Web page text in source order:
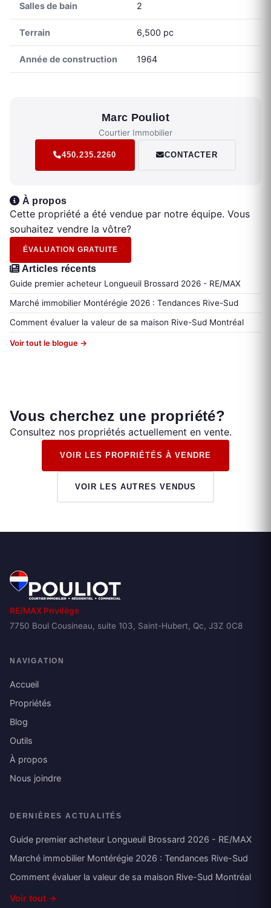
Salles de bain 2
Terrain 6,500 pc
Année de construction 1964
Marc Pouliot
Courtier Immobilier
450.235.2260 CONTACTER
À propos
Cette propriété a été vendue par notre équipe. Vous
souhaitez vendre la vôtre?
ÉVALUATION GRATUITE
Articles récents
Guide premier acheteur Longueuil Brossard 2026 - RE/MAX
Marché immobilier Montérégie 2026 : Tendances Rive-Sud
Comment évaluer la valeur de sa maison Rive-Sud Montréal
Voir tout le blogue →
Vous cherchez une propriété?
Consultez nos propriétés actuellement en vente.
VOIR LES PROPRIÉTÉS À VENDRE
VOIR LES AUTRES VENDUS
RE/MAX Privilège
7750 Boul Cousineau, suite 103, Saint-Hubert, Qc, J3Z 0C8
NAVIGATION
Accueil
Propriétés
Blog
Outils
À propos
Nous joindre
DERNIÈRES ACTUALITÉS
Guide premier acheteur Longueuil Brossard 2026 - RE/MAX
Marché immobilier Montérégie 2026 : Tendances Rive-Sud
Comment évaluer la valeur de sa maison Rive-Sud Montréal
Voir tout →